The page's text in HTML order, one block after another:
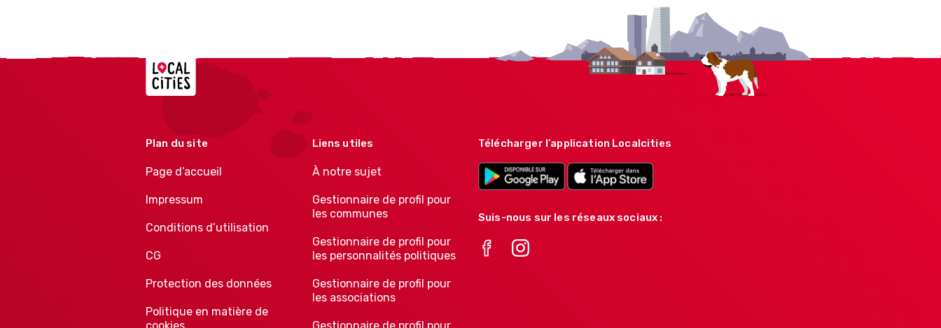
Localcities
Plan du site
Page d’accueil
Impressum
Conditions d’utilisation
CG
Protection des données
Politique en matière de
Liens utiles
À notre sujet
Gestionnaire de profil pour
les communes
Gestionnaire de profil pour
les personnalités politiques
Gestionnaire de profil pour
les associations
Télécharger l’application Localcities
Suis-nous sur les réseaux sociaux :